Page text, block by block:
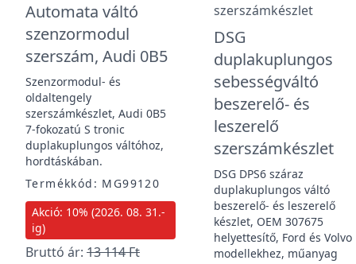
Automata váltó
szenzormodul
szerszám, Audi 0B5
Szenzormodul- és
oldaltengely
szerszámkészlet, Audi 0B5
7-fokozatú S tronic
duplakuplungos váltóhoz,
hordtáskában.
Termékkód: MG99120
Akció: 10% (2026. 08. 31.-
ig)
Bruttó ár: 13 114 Ft
DSG
duplakuplungos
sebességváltó
beszerelő- és
leszerelő
szerszámkészlet
DSG DPS6 száraz
duplakuplungos váltó
beszerelő- és leszerelő
készlet, OEM 307675
helyettesítő, Ford és Volvo
modellekhez, műanyag